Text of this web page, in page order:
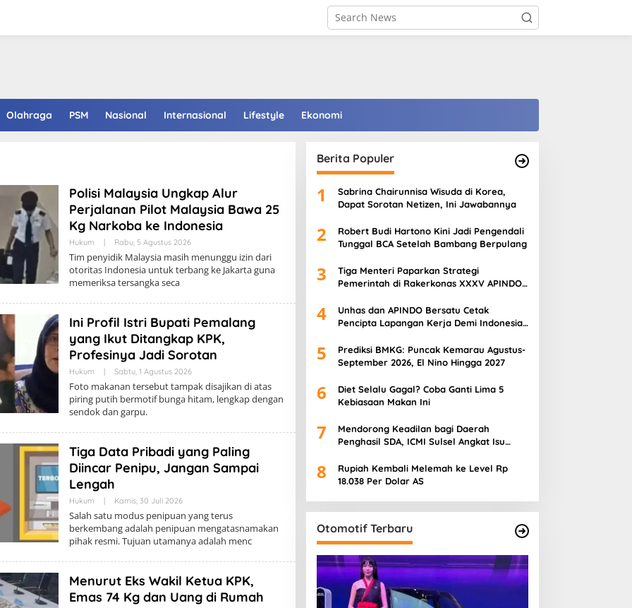
Olahraga PSM Nasional Internasional Lifestyle Ekonomi
Polisi Malaysia Ungkap Alur
Perjalanan Pilot Malaysia Bawa 25
Kg Narkoba ke Indonesia
Hukum Rabu, 5 Agustus 2026
Tim penyidik Malaysia masih menunggu izin dari
otoritas Indonesia untuk terbang ke Jakarta guna
memeriksa tersangka seca
Ini Profil Istri Bupati Pemalang
yang Ikut Ditangkap KPK,
Profesinya Jadi Sorotan
Hukum Sabtu, 1 Agustus 2026
Foto makanan tersebut tampak disajikan di atas
piring putih bermotif bunga hitam, lengkap dengan
sendok dan garpu.
Tiga Data Pribadi yang Paling
Diincar Penipu, Jangan Sampai
Lengah
Hukum Kamis, 30 Juli 2026
Salah satu modus penipuan yang terus
berkembang adalah penipuan mengatasnamakan
pihak resmi. Tujuan utamanya adalah menc
Menurut Eks Wakil Ketua KPK,
Emas 74 Kg dan Uang di Rumah
Berita Populer
1
Sabrina Chairunnisa Wisuda di Korea,
Dapat Sorotan Netizen, Ini Jawabannya
2
Robert Budi Hartono Kini Jadi Pengendali
Tunggal BCA Setelah Bambang Berpulang
3
Tiga Menteri Paparkan Strategi
Pemerintah di Rakerkonas XXXV APINDO
4
Unhas dan APINDO Bersatu Cetak
Pencipta Lapangan Kerja Demi Indonesia
5
Prediksi BMKG: Puncak Kemarau Agustus-
September 2026, El Nino Hingga 2027
6
Diet Selalu Gagal? Coba Ganti Lima 5
Kebiasaan Makan Ini
7
Mendorong Keadilan bagi Daerah
Penghasil SDA, ICMI Sulsel Angkat Isu
8
Rupiah Kembali Melemah ke Level Rp
18.038 Per Dolar AS
Otomotif Terbaru